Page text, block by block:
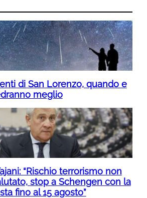
di San Lorenzo, quando e
meglio
“Rischio terrorismo non
stop a Schengen con la
fino al 15 agosto”